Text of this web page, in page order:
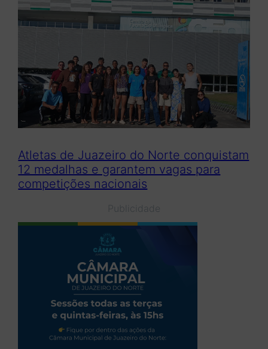
Atletas de Juazeiro do Norte conquistam
12 medalhas e garantem vagas para
competições nacionais
Publicidade